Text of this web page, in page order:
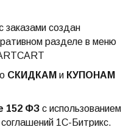
заказами создан
разделе в меню
СКИДКАМ и КУПОНАМ
152 ФЗ с использованием
1С-Битрикс.